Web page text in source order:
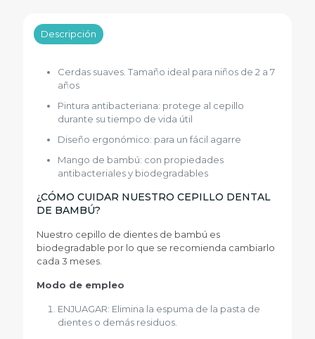
Descripción
Cerdas suaves. Tamaño ideal para niños de 2 a 7
años
Pintura antibacteriana: protege al cepillo
durante su tiempo de vida útil
Diseño ergonómico: para un fácil agarre
Mango de bambú: con propiedades
antibacteriales y biodegradables
¿CÓMO CUIDAR NUESTRO CEPILLO DENTAL
DE BAMBÚ?
Nuestro cepillo de dientes de bambú es
biodegradable por lo que se recomienda cambiarlo
cada 3 meses.
Modo de empleo
ENJUAGAR: Elimina la espuma de la pasta de
dientes o demás residuos.